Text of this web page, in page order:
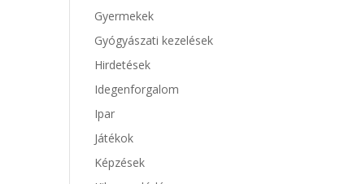
Gyermekek
Gyógyászati kezelések
Hirdetések
Idegenforgalom
Ipar
Játékok
Képzések